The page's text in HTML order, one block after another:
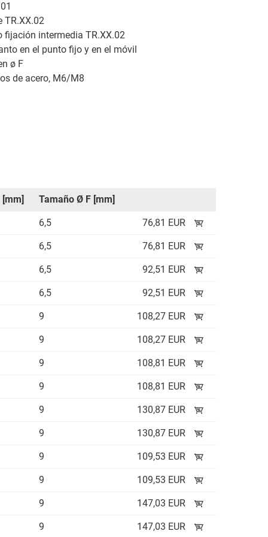
TR.XX.02
intermedia TR.XX.02
en el punto fijo y en el móvil
ø F
de acero, M6/M8
Tamaño Ø F [mm]
6,5 76,81 EUR
6,5 76,81 EUR
6,5 92,51 EUR
6,5 92,51 EUR
9 108,27 EUR
9 108,27 EUR
9 108,81 EUR
9 108,81 EUR
9 130,87 EUR
9 130,87 EUR
9 109,53 EUR
9 109,53 EUR
9 147,03 EUR
9 147,03 EUR